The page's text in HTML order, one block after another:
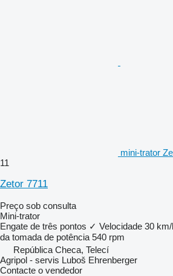
mini-trator
11
Zetor 7711
Preço sob consulta
Mini-trator
Engate de três pontos ✓ Velocidade 30
da tomada de potência 540 rpm
República Checa, Telecí
Agripol - servis Luboš Ehrenberger
Contacte o vendedor